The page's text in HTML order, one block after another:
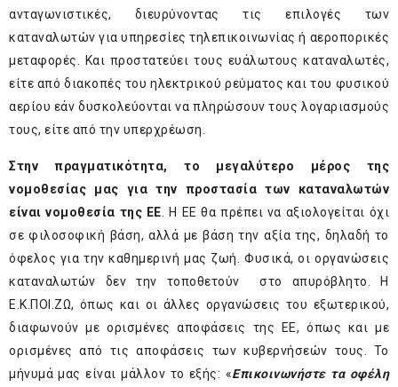
ανταγωνιστικές, διευρύνοντας τις επιλογές των
καταναλωτών για υπηρεσίες τηλεπικοινωνίας ή αεροπορικές
μεταφορές. Και προστατεύει τους ευάλωτους καταναλωτές,
είτε από διακοπές του ηλεκτρικού ρεύματος και του φυσικού
αερίου εάν δυσκολεύονται να πληρώσουν τους λογαριασμούς
τους, είτε από την υπερχρέωση.
Στην πραγματικότητα, το μεγαλύτερο μέρος της
νομοθεσίας μας για την προστασία των καταναλωτών
είναι νομοθεσία της ΕΕ. Η ΕΕ θα πρέπει να αξιολογείται όχι
σε φιλοσοφική βάση, αλλά με βάση την αξία της, δηλαδή το
όφελος για την καθημερινή μας ζωή. Φυσικά, οι οργανώσεις
καταναλωτών δεν την τοποθετούν στο απυρόβλητο. Η
Ε.Κ.ΠΟΙ.ΖΩ, όπως και οι άλλες οργανώσεις του εξωτερικού,
διαφωνούν με ορισμένες αποφάσεις της ΕΕ, όπως και με
ορισμένες από τις αποφάσεις των κυβερνήσεών τους. Το
μήνυμά μας είναι μάλλον το εξής: «Επικοινωνήστε τα οφέλη